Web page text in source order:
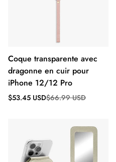
Coque transparente avec
dragonne en cuir pour
iPhone 12/12 Pro
Prix
$53.45 USD
Prix
$66.99 USD